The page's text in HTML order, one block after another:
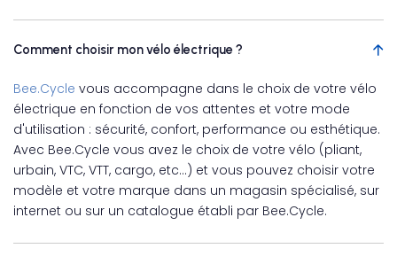
Comment choisir mon vélo électrique ?
Bee.Cycle vous accompagne dans le choix de votre vélo
électrique en fonction de vos attentes et votre mode
d'utilisation : sécurité, confort, performance ou esthétique.
Avec Bee.Cycle vous avez le choix de votre vélo (pliant,
urbain, VTC, VTT, cargo, etc…) et vous pouvez choisir votre
modèle et votre marque dans un magasin spécialisé, sur
internet ou sur un catalogue établi par Bee.Cycle.